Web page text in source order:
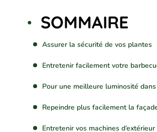
SOMMAIRE
Assurer la sécurité de vos plantes
Entretenir facilement votre
Pour une meilleure luminosité
Repeindre plus facilement la
Entretenir vos machines d’extérieur